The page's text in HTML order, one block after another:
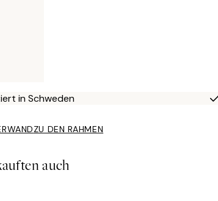
in Schweden
ZU DEN RAHMEN
auch